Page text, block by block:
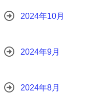
2024年10月
2024年9月
2024年8月